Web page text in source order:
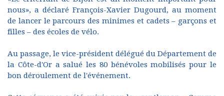
nous», a déclaré François-Xavier Dugourd, au moment
de lancer le parcours des minimes et cadets – garçons et
filles – des écoles de vélo.
Au passage, le vice-président délégué du Département de
la Côte-d'Or a salué les 80 bénévoles mobilisés pour le
bon déroulement de l'événement.